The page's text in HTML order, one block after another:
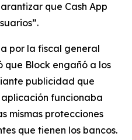
que Cash App
por la fiscal general
que Block engañó a los
publicidad que
funcionaba
mismas protecciones
que tienen los bancos.